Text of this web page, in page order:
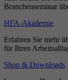
Branchenseminar
HFA-Akademie
Erfahren Sie mehr
für Ihren
Shop & Downloads